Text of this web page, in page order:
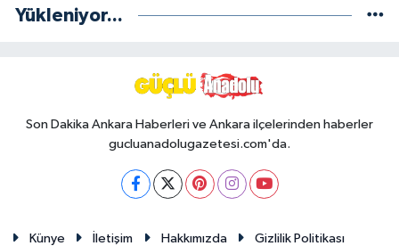
Yükleniyor...
Son Dakika Ankara Haberleri ve Ankara ilçelerinden haberler
gucluanadolugazetesi.com'da.
Künye İletişim Hakkımızda
Gizlilik Politikası